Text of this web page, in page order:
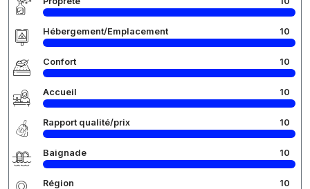
Hébergement/Emplacement 10
Confort 10
Accueil 10
Rapport qualité/prix 10
Baignade 10
Région 10